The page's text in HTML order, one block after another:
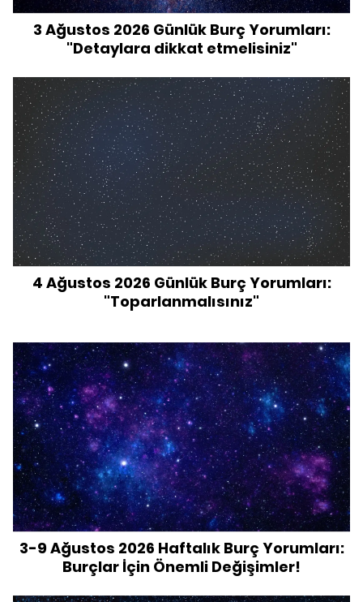
3 Ağustos 2026 Günlük Burç Yorumları:
"Detaylara dikkat etmelisiniz"
4 Ağustos 2026 Günlük Burç Yorumları:
"Toparlanmalısınız"
3-9 Ağustos 2026 Haftalık Burç Yorumları:
Burçlar İçin Önemli Değişimler!